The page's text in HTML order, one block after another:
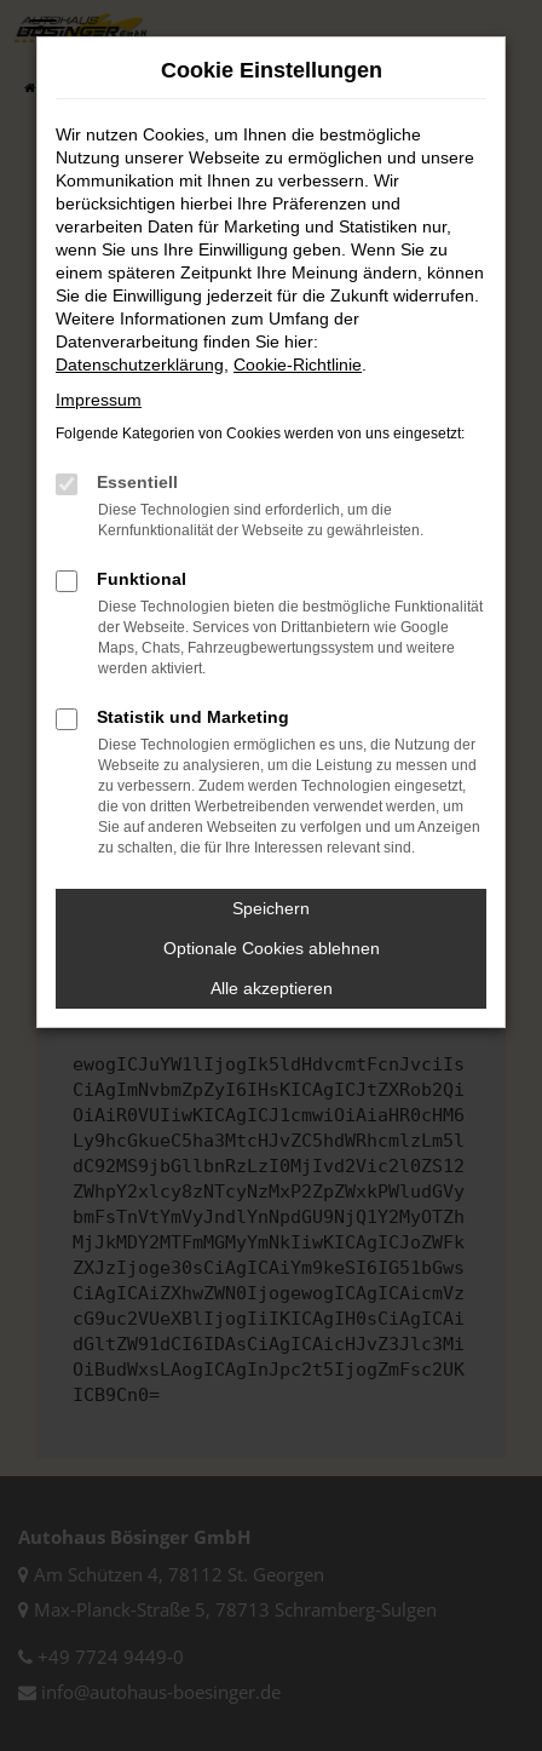
Zum
springen
Fahrzeug-Showroom
Fehler: Network Error
Beim Laden ist ein Fehler aufgetreten.
Hier sind ein paar Tipps, die dir helfen können:
Überprüfe deine Firewall und deine
Internetverbindung.
Laden andere Webseiten, zum Beispiel deine
Manche Erweiterungen, wie Werbeblocker,
können das Laden bestimmter Seiten
verhindern. Funktioniert die Seite in einem
anderen Browser oder in einem privaten
Starte dein Gerät neu.
Das kann manchmal helfen, vorübergehende
Probleme zu beheben.
Stelle sicher, dass dein Browser und dein
Betriebssystem auf dem neuesten Stand
Veraltete Software birgt nicht nur ein
Sicherheitsrisiko, sondern kann auch dazu
führen, dass bestimmte Funktionen nicht mehr
unterstützt werden.
Wenn du alle oben genannten Schritte versucht
versuchen, das Problem zu beheben. Du kannst
uns diesen Text schicken, um uns bei der
Fehlersuche zu unterstützen:
ewogICJuYW1lIjogIk5ldHdvcmtFcnJvciIs
CiAgImNvbmZpZyI6IHsKICAgICJtZXRob2Qi
OiAiR0VUIiwKICAgICJ1cmwiOiAiaHR0cHM6
Ly9hcGkueC5ha3MtcHJvZC5hdWRhcmlzLm5l
dC92MS9jbGllbnRzLzI0MjIvd2Vic2l0ZS12
ZWhpY2xlcy8zNTcyNzMxP2ZpZWxkPWludGVy
bmFsTnVtYmVyJndlYnNpdGU9NjQ1Y2MyOTZh
MjJkMDY2MTFmMGMyYmNkIiwKICAgICJoZWFk
ZXJzIjoge30sCiAgICAiYm9keSI6IG51bGws
CiAgICAiZXhwZWN0IjogewogICAgICAicmVz
cG9uc2VUeXBlIjogIiIKICAgIH0sCiAgICAi
dGltZW91dCI6IDAsCiAgICAicHJvZ3Jlc3Mi
OiBudWxsLAogICAgInJpc2t5IjogZmFsc2UK
ICB9Cn0=
Autohaus Bösinger GmbH
Am Schützen 4, 78112 St. Georgen
Max-Planck-Straße 5, 78713 Schramberg-Sulgen
+49 7724 9449-0
info@autohaus-boesinger.de
Cookie Einstellungen
Wir nutzen Cookies, um Ihnen die bestmögliche
Nutzung unserer Webseite zu ermöglichen und unsere
Kommunikation mit Ihnen zu verbessern. Wir
berücksichtigen hierbei Ihre Präferenzen und
verarbeiten Daten für Marketing und Statistiken nur,
wenn Sie uns Ihre Einwilligung geben. Wenn Sie zu
einem späteren Zeitpunkt Ihre Meinung ändern, können
Sie die Einwilligung jederzeit für die Zukunft widerrufen.
Weitere Informationen zum Umfang der
Datenverarbeitung finden Sie hier:
Datenschutzerklärung Cookie-Richtlinie
Impressum
Folgende Kategorien von Cookies werden von uns eingesetzt:
Essentiell
Diese Technologien sind erforderlich, um die
Kernfunktionalität der Webseite zu gewährleisten.
Funktional
Diese Technologien bieten die bestmögliche Funktionalität
der Webseite. Services von Drittanbietern wie Google
Maps, Chats, Fahrzeugbewertungssystem und weitere
werden aktiviert.
Statistik und Marketing
Diese Technologien ermöglichen es uns, die Nutzung der
Webseite zu analysieren, um die Leistung zu messen und
zu verbessern. Zudem werden Technologien eingesetzt,
die von dritten Werbetreibenden verwendet werden, um
Sie auf anderen Webseiten zu verfolgen und um Anzeigen
zu schalten, die für Ihre Interessen relevant sind.
Speichern
Optionale Cookies ablehnen
Alle akzeptieren